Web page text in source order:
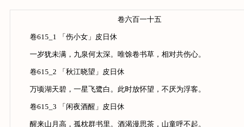
卷六百一十五
卷615_1 「伤小女」皮日休
一岁犹未满，九泉何太深。唯馀卷书草，相对共伤心。
卷615_2 「秋江晓望」皮日休
万顷湖天碧，一星飞鹭白。此时放怀望，不厌为浮客。
卷615_3 「闲夜酒醒」皮日休
醒来山月高，孤枕群书里。酒渴漫思茶，山童呼不起。